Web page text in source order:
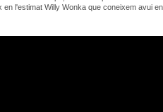
l'estimat Willy Wonka que coneixem avui en